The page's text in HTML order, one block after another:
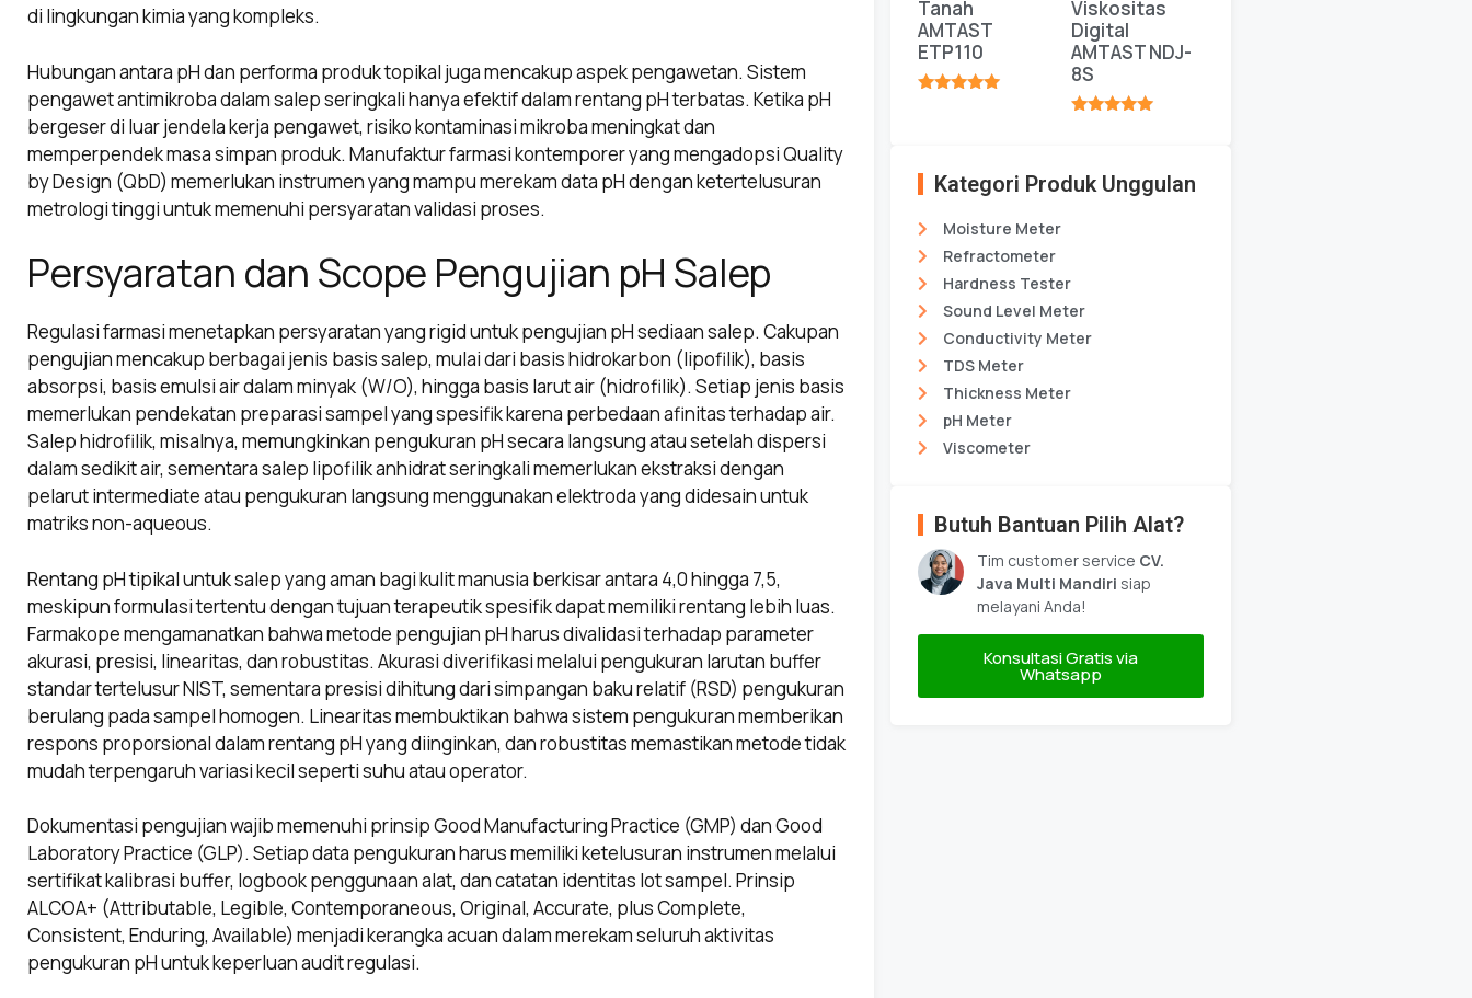
di lingkungan kimia yang kompleks.
Hubungan antara pH dan performa produk topikal juga mencakup aspek pengawetan. Sistem
pengawet antimikroba dalam salep seringkali hanya efektif dalam rentang pH terbatas. Ketika pH
bergeser di luar jendela kerja pengawet, risiko kontaminasi mikroba meningkat dan
memperpendek masa simpan produk. Manufaktur farmasi kontemporer yang mengadopsi Quality
by Design (QbD) memerlukan instrumen yang mampu merekam data pH dengan ketertelusuran
metrologi tinggi untuk memenuhi persyaratan validasi proses.
Persyaratan dan Scope Pengujian pH Salep
Regulasi farmasi menetapkan persyaratan yang rigid untuk pengujian pH sediaan salep. Cakupan
pengujian mencakup berbagai jenis basis salep, mulai dari basis hidrokarbon (lipofilik), basis
absorpsi, basis emulsi air dalam minyak (W/O), hingga basis larut air (hidrofilik). Setiap jenis basis
memerlukan pendekatan preparasi sampel yang spesifik karena perbedaan afinitas terhadap air.
Salep hidrofilik, misalnya, memungkinkan pengukuran pH secara langsung atau setelah dispersi
dalam sedikit air, sementara salep lipofilik anhidrat seringkali memerlukan ekstraksi dengan
pelarut intermediate atau pengukuran langsung menggunakan elektroda yang didesain untuk
matriks non-aqueous.
Rentang pH tipikal untuk salep yang aman bagi kulit manusia berkisar antara 4,0 hingga 7,5,
meskipun formulasi tertentu dengan tujuan terapeutik spesifik dapat memiliki rentang lebih luas.
Farmakope mengamanatkan bahwa metode pengujian pH harus divalidasi terhadap parameter
akurasi, presisi, linearitas, dan robustitas. Akurasi diverifikasi melalui pengukuran larutan buffer
standar tertelusur NIST, sementara presisi dihitung dari simpangan baku relatif (RSD) pengukuran
berulang pada sampel homogen. Linearitas membuktikan bahwa sistem pengukuran memberikan
respons proporsional dalam rentang pH yang diinginkan, dan robustitas memastikan metode tidak
mudah terpengaruh variasi kecil seperti suhu atau operator.
Dokumentasi pengujian wajib memenuhi prinsip Good Manufacturing Practice (GMP) dan Good
Laboratory Practice (GLP). Setiap data pengukuran harus memiliki ketelusuran instrumen melalui
sertifikat kalibrasi buffer, logbook penggunaan alat, dan catatan identitas lot sampel. Prinsip
ALCOA+ (Attributable, Legible, Contemporaneous, Original, Accurate, plus Complete,
Consistent, Enduring, Available) menjadi kerangka acuan dalam merekam seluruh aktivitas
pengukuran pH untuk keperluan audit regulasi.
Tanah
AMTAST
ETP110
Viskositas
Digital
AMTAST NDJ-
8S
Kategori Produk Unggulan
Moisture Meter
Refractometer
Hardness Tester
Sound Level Meter
Conductivity Meter
TDS Meter
Thickness Meter
pH Meter
Viscometer
Butuh Bantuan Pilih Alat?
Tim customer service CV.
Java Multi Mandiri siap
melayani Anda!
Konsultasi Gratis via
Whatsapp